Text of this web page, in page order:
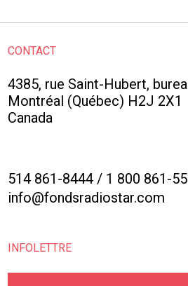
CONTACT
4385, rue Saint-Hubert,
Montréal (Québec) H2J 2X1
Canada
514 861-8444 / 1 800 861-
info@fondsradiostar.com
INFOLETTRE